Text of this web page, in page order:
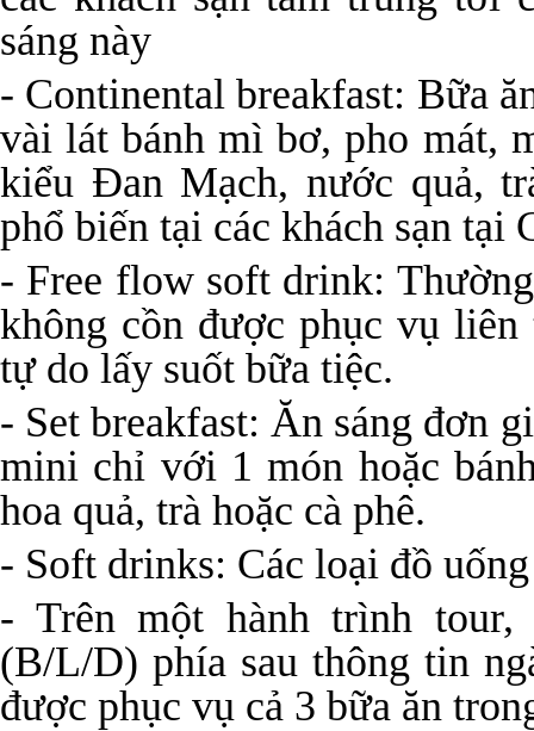
sáng này
- Continental breakfast: Bữa
vài lát bánh mì bơ, pho mát,
kiểu Đan Mạch, nước quả,
phổ biến tại các khách sạn tại
- Free flow soft drink:
không cồn được phục vụ
tự do lấy suốt bữa tiệc.
- Set breakfast: Ăn sáng đơn
mini chỉ với 1 món hoặc
hoa quả, trà hoặc cà phê.
- Soft drinks: Các loại đồ
- Trên một hành trình
(B/L/D) phía sau thông tin
được phục vụ cả 3 bữa ăn